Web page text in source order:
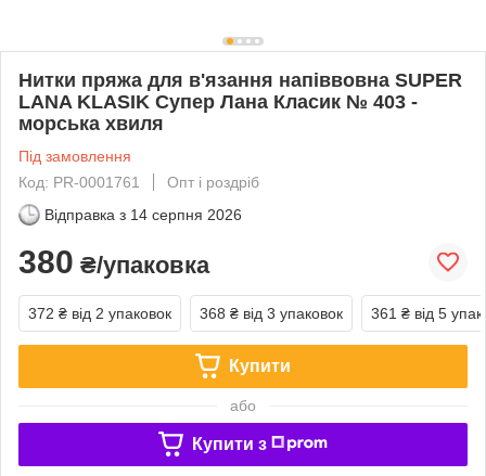
Нитки пряжа для в'язання напіввовна SUPER
LANA KLASIK Супер Лана Класик № 403 -
морська хвиля
Під замовлення
Код: PR-0001761
Опт і роздріб
Відправка з 14 серпня 2026
380 ₴/упаковка
372 ₴ від 2 упаковок 368 ₴ від 3 упаковок 361 ₴ від 5
Купити
або
Купити з